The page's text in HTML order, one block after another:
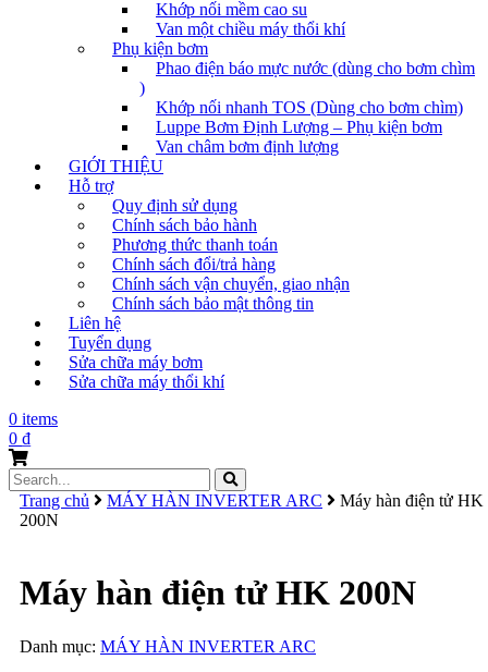
Khớp nối mềm cao su
Van một chiều máy thổi khí
Phụ kiện bơm
Phao điện báo mực nước (dùng cho bơm chìm
)
Khớp nối nhanh TOS (Dùng cho bơm chìm)
Luppe Bơm Định Lượng – Phụ kiện bơm
Van châm bơm định lượng
GIỚI THIỆU
Hỗ trợ
Quy định sử dụng
Chính sách bảo hành
Phương thức thanh toán
Chính sách đổi/trả hàng
Chính sách vận chuyển, giao nhận
Chính sách bảo mật thông tin
Liên hệ
Tuyển dụng
Sửa chữa máy bơm
Sửa chữa máy thổi khí
0 items
0 ₫
Search
for:Trang chủ MÁY HÀN INVERTER ARC
Máy hàn điện tử HK
200N
Máy hàn điện tử HK 200N
Danh mục: MÁY HÀN INVERTER ARC